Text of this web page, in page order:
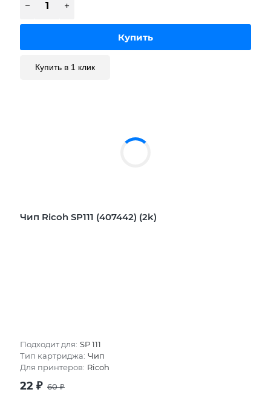
Купить в 1 клик
Чип Ricoh SP111 (407442) (2k)
Подходит для: SP 111
Тип картриджа: Чип
Для принтеров: Ricoh
22 ₽ 60₽